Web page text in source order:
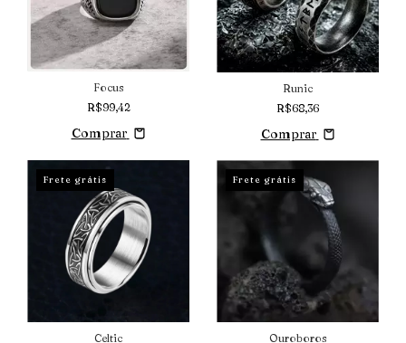
Focus
R$99,42
Comprar
Runic
R$68,36
Comprar
Frete grátis
Celtic
Frete grátis
Ouroboros